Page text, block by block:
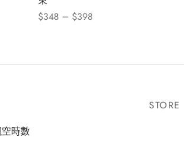
$348 – $398
品
時數
STORE